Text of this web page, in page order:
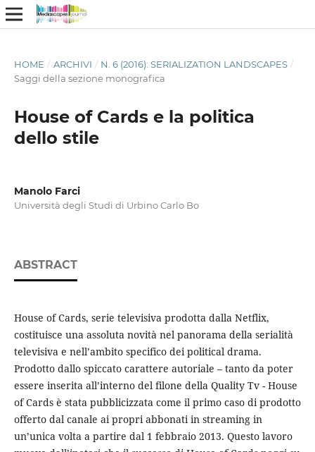
HOME / ARCHIVI / N. 6 (2016): SERIALIZATION LANDSCAPES /
Saggi della sezione monografica
House of Cards e la politica
dello stile
Manolo Farci
Università degli Studi di Urbino Carlo Bo
ABSTRACT
House of Cards, serie televisiva prodotta dalla Netflix,
costituisce una assoluta novità nel panorama della serialità
televisiva e nell’ambito specifico dei political drama.
Prodotto dallo spiccato carattere autoriale – tanto da poter
essere inserita all’interno del filone della Quality Tv - House
of Cards è stata pubblicizzata come il primo caso di prodotto
offerto dal canale ai propri abbonati in streaming in
un’unica volta a partire dal 1 febbraio 2013. Questo lavoro